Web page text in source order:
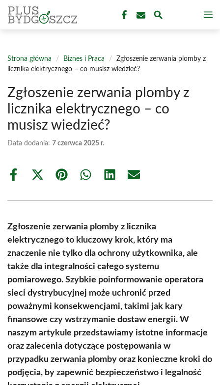
Przejdź
do
treści
Strona główna / Biznes i Praca /
Zgłoszenie zerwania plomby z
licznika elektrycznego – co musisz wiedzieć?
Zgłoszenie zerwania plomby z
licznika elektrycznego – co
musisz wiedzieć?
Data dodania: 7 czerwca 2025 r.
Share
Share
(Twitter)
Share Share Share Share
Zgłoszenie zerwania plomby z licznika
elektrycznego to kluczowy krok, który ma
znaczenie nie tylko dla ochrony użytkownika, ale
także dla integralności całego systemu
pomiarowego. Szybkie poinformowanie operatora
sieci dystrybucyjnej może uchronić przed
poważnymi konsekwencjami, takimi jak kary
finansowe czy wstrzymanie dostaw energii. W
naszym artykule przedstawiamy istotne informacje
oraz zalecenia dotyczące postępowania w
przypadku zerwania plomby oraz konieczne kroki do
podjęcia, by zapewnić bezpieczeństwo i legalność